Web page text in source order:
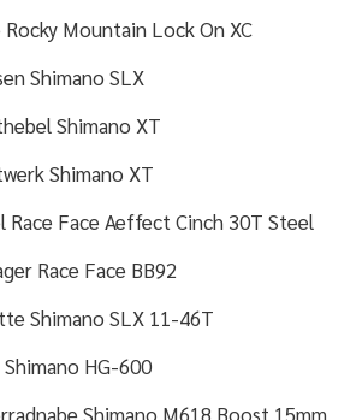
Rocky Mountain Lock On XC
Shimano SLX
Shimano XT
Shimano XT
Race Face Aeffect Cinch 30T Steel
Race Face BB92
Shimano SLX 11-46T
Shimano HG-600
Shimano M618 Boost 15mm